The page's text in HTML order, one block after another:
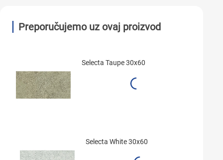
Preporučujemo uz ovaj proizvod
Selecta Taupe 30x60
Selecta White 30x60